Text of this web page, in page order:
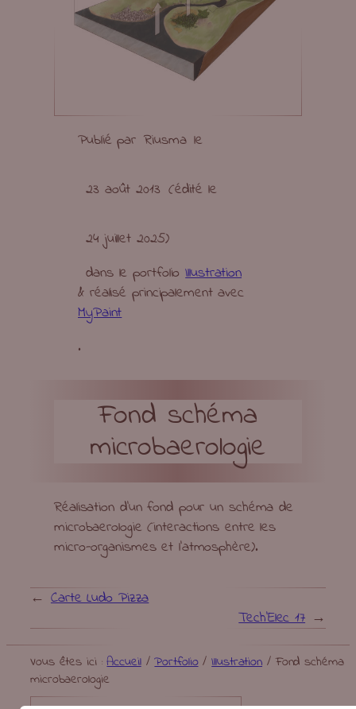
Publié par Riusma le
23 août 2013 (édité le
24 juillet 2025)
dans le portfolioIllustration
& réalisé principalement avec
MyPaint
.
Fond schéma
microbaerologie
Réalisation d’un fond pour un schéma de
microbaerologie (interactions entre les
micro-organismes et l’atmosphère).
← Carte Ludo Pizza
Tech’Elec 17 →
Vous êtes ici :Accueil/Portfolio/Illustration / Fond schéma
microbaerologie